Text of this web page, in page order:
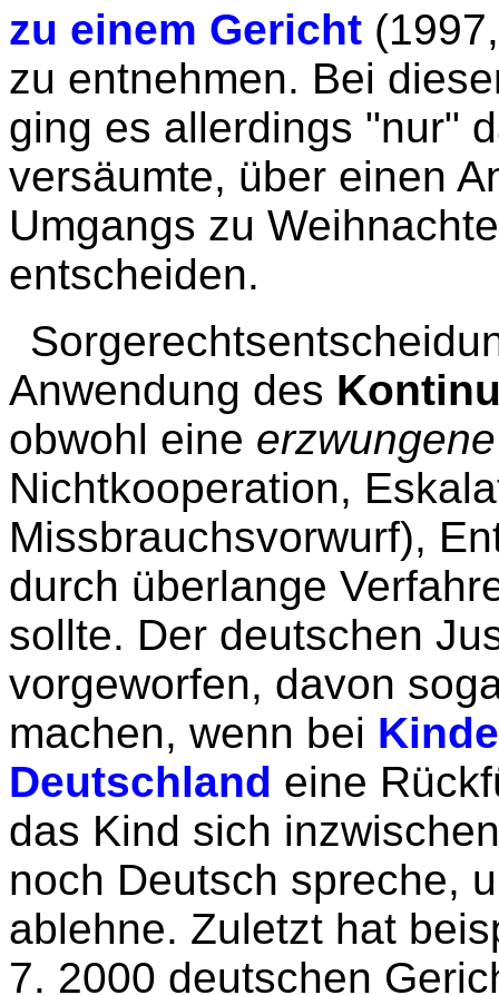
zu einem Gericht
zu entnehmen. Bei
ging es allerdings "nur"
versäumte, über einen
Umgangs zu
entscheiden.
Anwendung des
obwohl eine erzwungene
Nichtkooperation,
Missbrauchsvorwurf),
durch überlange
sollte. Der deutschen
vorgeworfen, davon
machen, wenn bei
Deutschland eine
das Kind sich
noch Deutsch spreche,
ablehne. Zuletzt hat
7. 2000 deutschen